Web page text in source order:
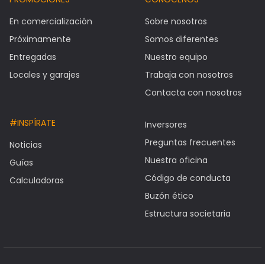
En comercialización
Próximamente
Entregadas
Locales y garajes
Sobre nosotros
Somos diferentes
Nuestro equipo
Trabaja con nosotros
Contacta con nosotros
#INSPÍRATE
Noticias
Guías
Calculadoras
Inversores
Preguntas frecuentes
Nuestra oficina
Código de conducta
Buzón ético
Estructura societaria